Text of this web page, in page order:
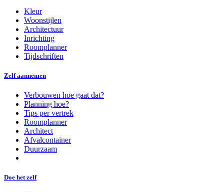
Kleur
Woonstijlen
Architectuur
Inrichting
Roomplanner
Tijdschriften
Zelf aannemen
Verbouwen hoe gaat dat?
Planning hoe?
Tips per vertrek
Roomplanner
Architect
Afvalcontainer
Duurzaam
Doe het zelf